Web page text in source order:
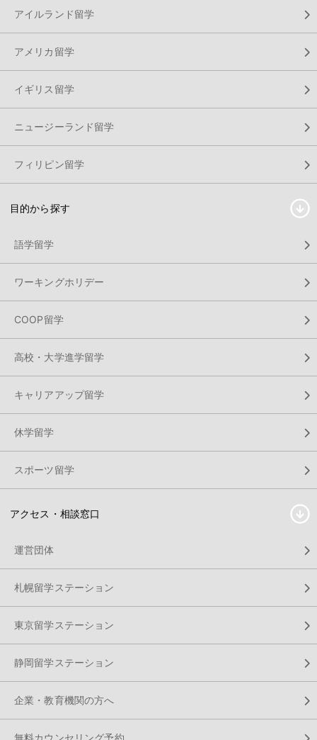
アイルランド留学
アメリカ留学
イギリス留学
ニュージーランド留学
フィリピン留学
目的から探す
語学留学
ワーキングホリデー
COOP留学
高校・大学進学留学
キャリアアップ留学
休学留学
スポーツ留学
アクセス・相談窓口
運営団体
札幌留学ステーション
東京留学ステーション
静岡留学ステーション
企業・教育機関の方へ
無料カウンセリング予約